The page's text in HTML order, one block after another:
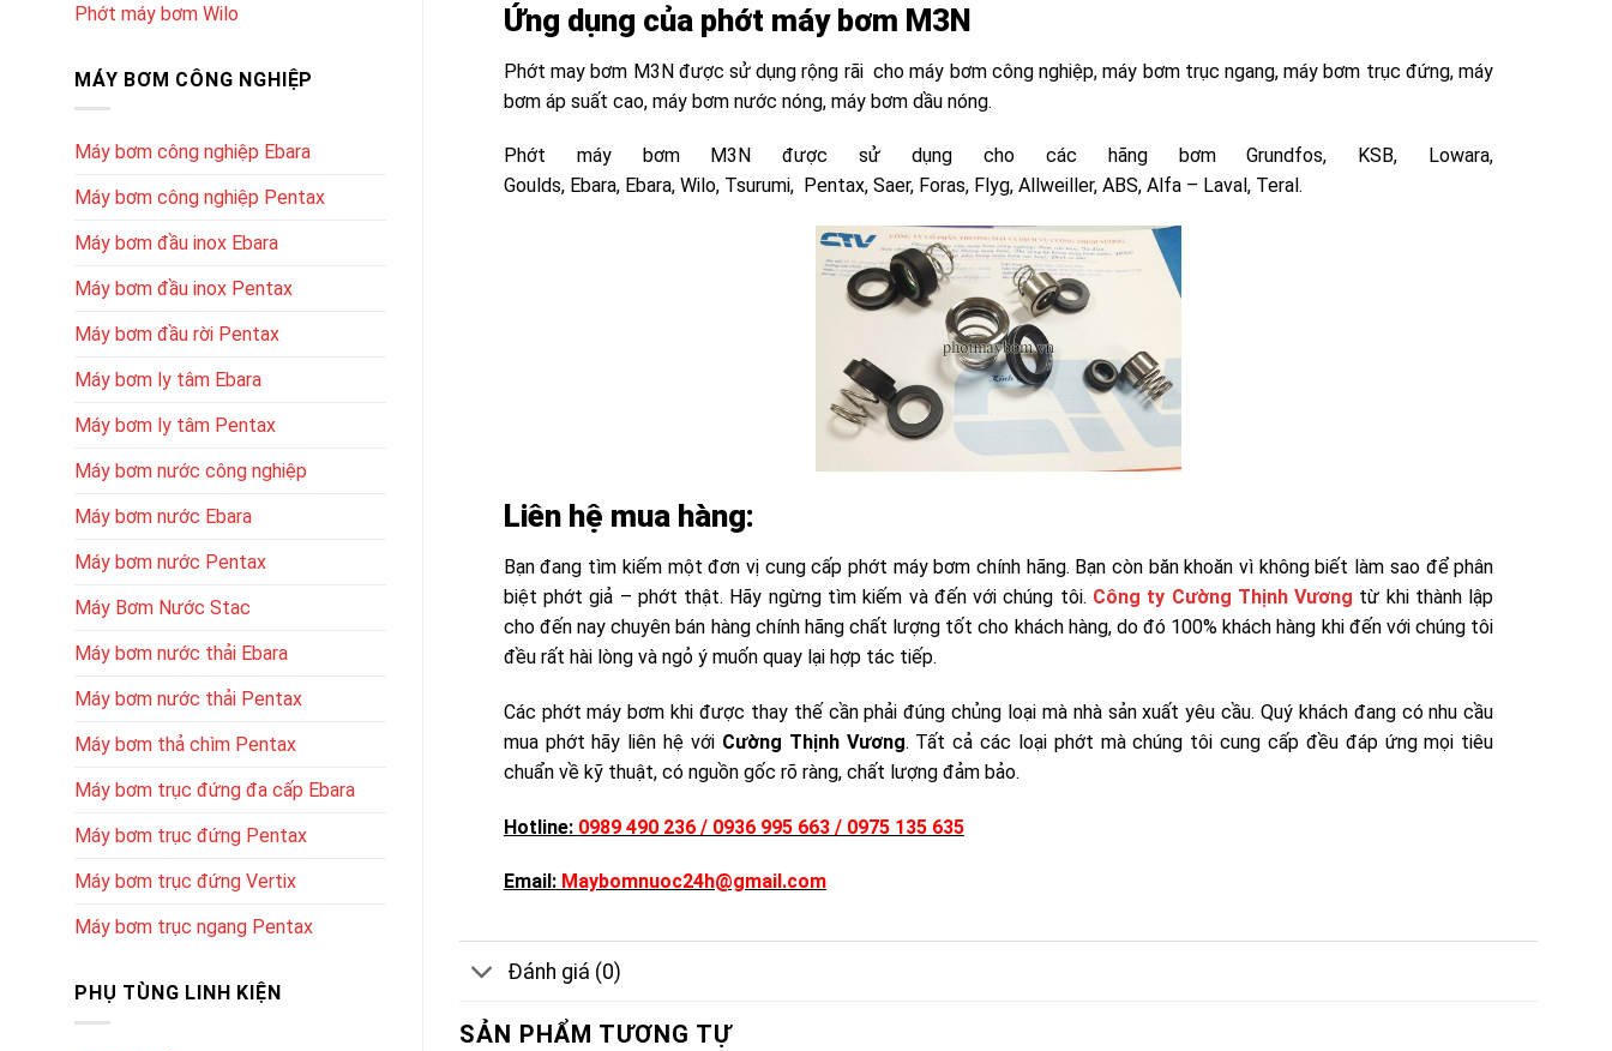
Phớt máy bơm Wilo
MÁY BƠM CÔNG NGHIỆP
Máy bơm công nghiệp Ebara
Máy bơm công nghiệp Pentax
Máy bơm đầu inox Ebara
Máy bơm đầu inox Pentax
Máy bơm đầu rời Pentax
Máy bơm ly tâm Ebara
Máy bơm ly tâm Pentax
Máy bơm nước công nghiệp
Máy bơm nước Ebara
Máy bơm nước Pentax
Máy Bơm Nước Stac
Máy bơm nước thải Ebara
Máy bơm nước thải Pentax
Máy bơm thả chìm Pentax
Máy bơm trục đứng đa cấp Ebara
Máy bơm trục đứng Pentax
Máy bơm trục đứng Vertix
Máy bơm trục ngang Pentax
PHỤ TÙNG LINH KIỆN
Ứng dụng của phớt máy bơm M3N
Phớt may bơm M3N được sử dụng rộng rãi cho máy bơm công nghiệp, máy bơm trục ngang, máy bơm trục đứng, máy
bơm áp suất cao, máy bơm nước nóng, máy bơm dầu nóng.
Phớt máy bơm M3N được sử dụng cho các hãng bơm Grundfos, KSB, Lowara,
Goulds, Ebara, Ebara, Wilo, Tsurumi, Pentax, Saer, Foras, Flyg, Allweiller, ABS, Alfa – Laval, Teral.
Liên hệ mua hàng:
Bạn đang tìm kiếm một đơn vị cung cấp phớt máy bơm chính hãng. Bạn còn băn khoăn vì không biết làm sao để phân
biệt phớt giả – phớt thật. Hãy ngừng tìm kiếm và đến với chúng tôi. Công ty Cường Thịnh Vương từ khi thành lập
cho đến nay chuyên bán hàng chính hãng chất lượng tốt cho khách hàng, do đó 100% khách hàng khi đến với chúng tôi
đều rất hài lòng và ngỏ ý muốn quay lại hợp tác tiếp.
Các phớt máy bơm khi được thay thế cần phải đúng chủng loại mà nhà sản xuất yêu cầu. Quý khách đang có nhu cầu
mua phớt hãy liên hệ với Cường Thịnh Vương. Tất cả các loại phớt mà chúng tôi cung cấp đều đáp ứng mọi tiêu
chuẩn về kỹ thuật, có nguồn gốc rõ ràng, chất lượng đảm bảo.
Hotline: 0989 490 236 / 0936 995 663 / 0975 135 635
Email: Maybomnuoc24h@gmail.com
Đánh giá (0)
SẢN PHẨM TƯƠNG TỰ